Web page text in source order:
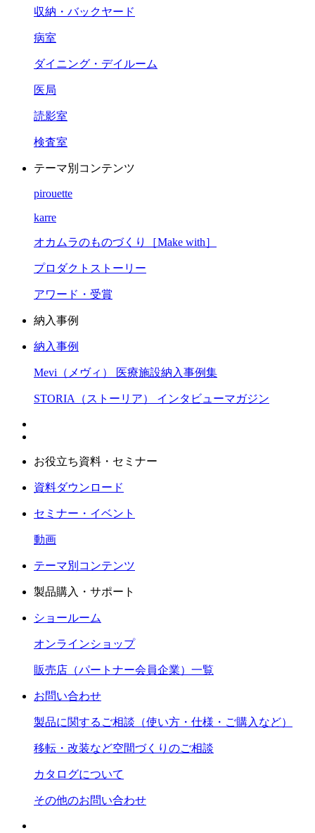
収納・バックヤード
病室
ダイニング・デイルーム
医局
読影室
検査室
テーマ別コンテンツ
pirouette
karre
オカムラのものづくり［Make with］
プロダクトストーリー
アワード・受賞
納入事例
納入事例
Mevi（メヴィ） 医療施設納入事例集
STORIA（ストーリア） インタビューマガジン
お役立ち資料・セミナー
資料ダウンロード
セミナー・イベント
動画
テーマ別コンテンツ
製品購入・サポート
ショールーム
オンラインショップ
販売店（パートナー会員企業）一覧
お問い合わせ
製品に関するご相談（使い方・仕様・ご購入など）
移転・改装など空間づくりのご相談
カタログについて
その他のお問い合わせ